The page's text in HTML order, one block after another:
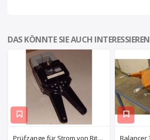
DAS KÖNNTE SIE AUCH INTERESSIEREN
Prüfzange für Strom von Ritz – 81/66 747